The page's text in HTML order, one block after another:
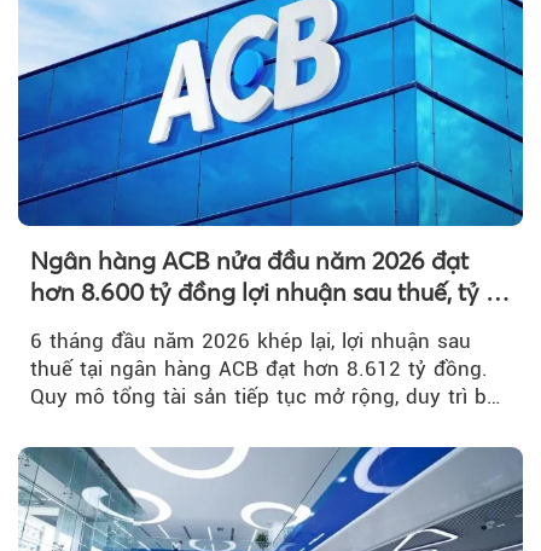
Ngân hàng ACB nửa đầu năm 2026 đạt
hơn 8.600 tỷ đồng lợi nhuận sau thuế, tỷ lệ
6 tháng đầu năm 2026 khép lại, lợi nhuận sau
thuế tại ngân hàng ACB đạt hơn 8.612 tỷ đồng.
Quy mô tổng tài sản tiếp tục mở rộng, duy trì bộ